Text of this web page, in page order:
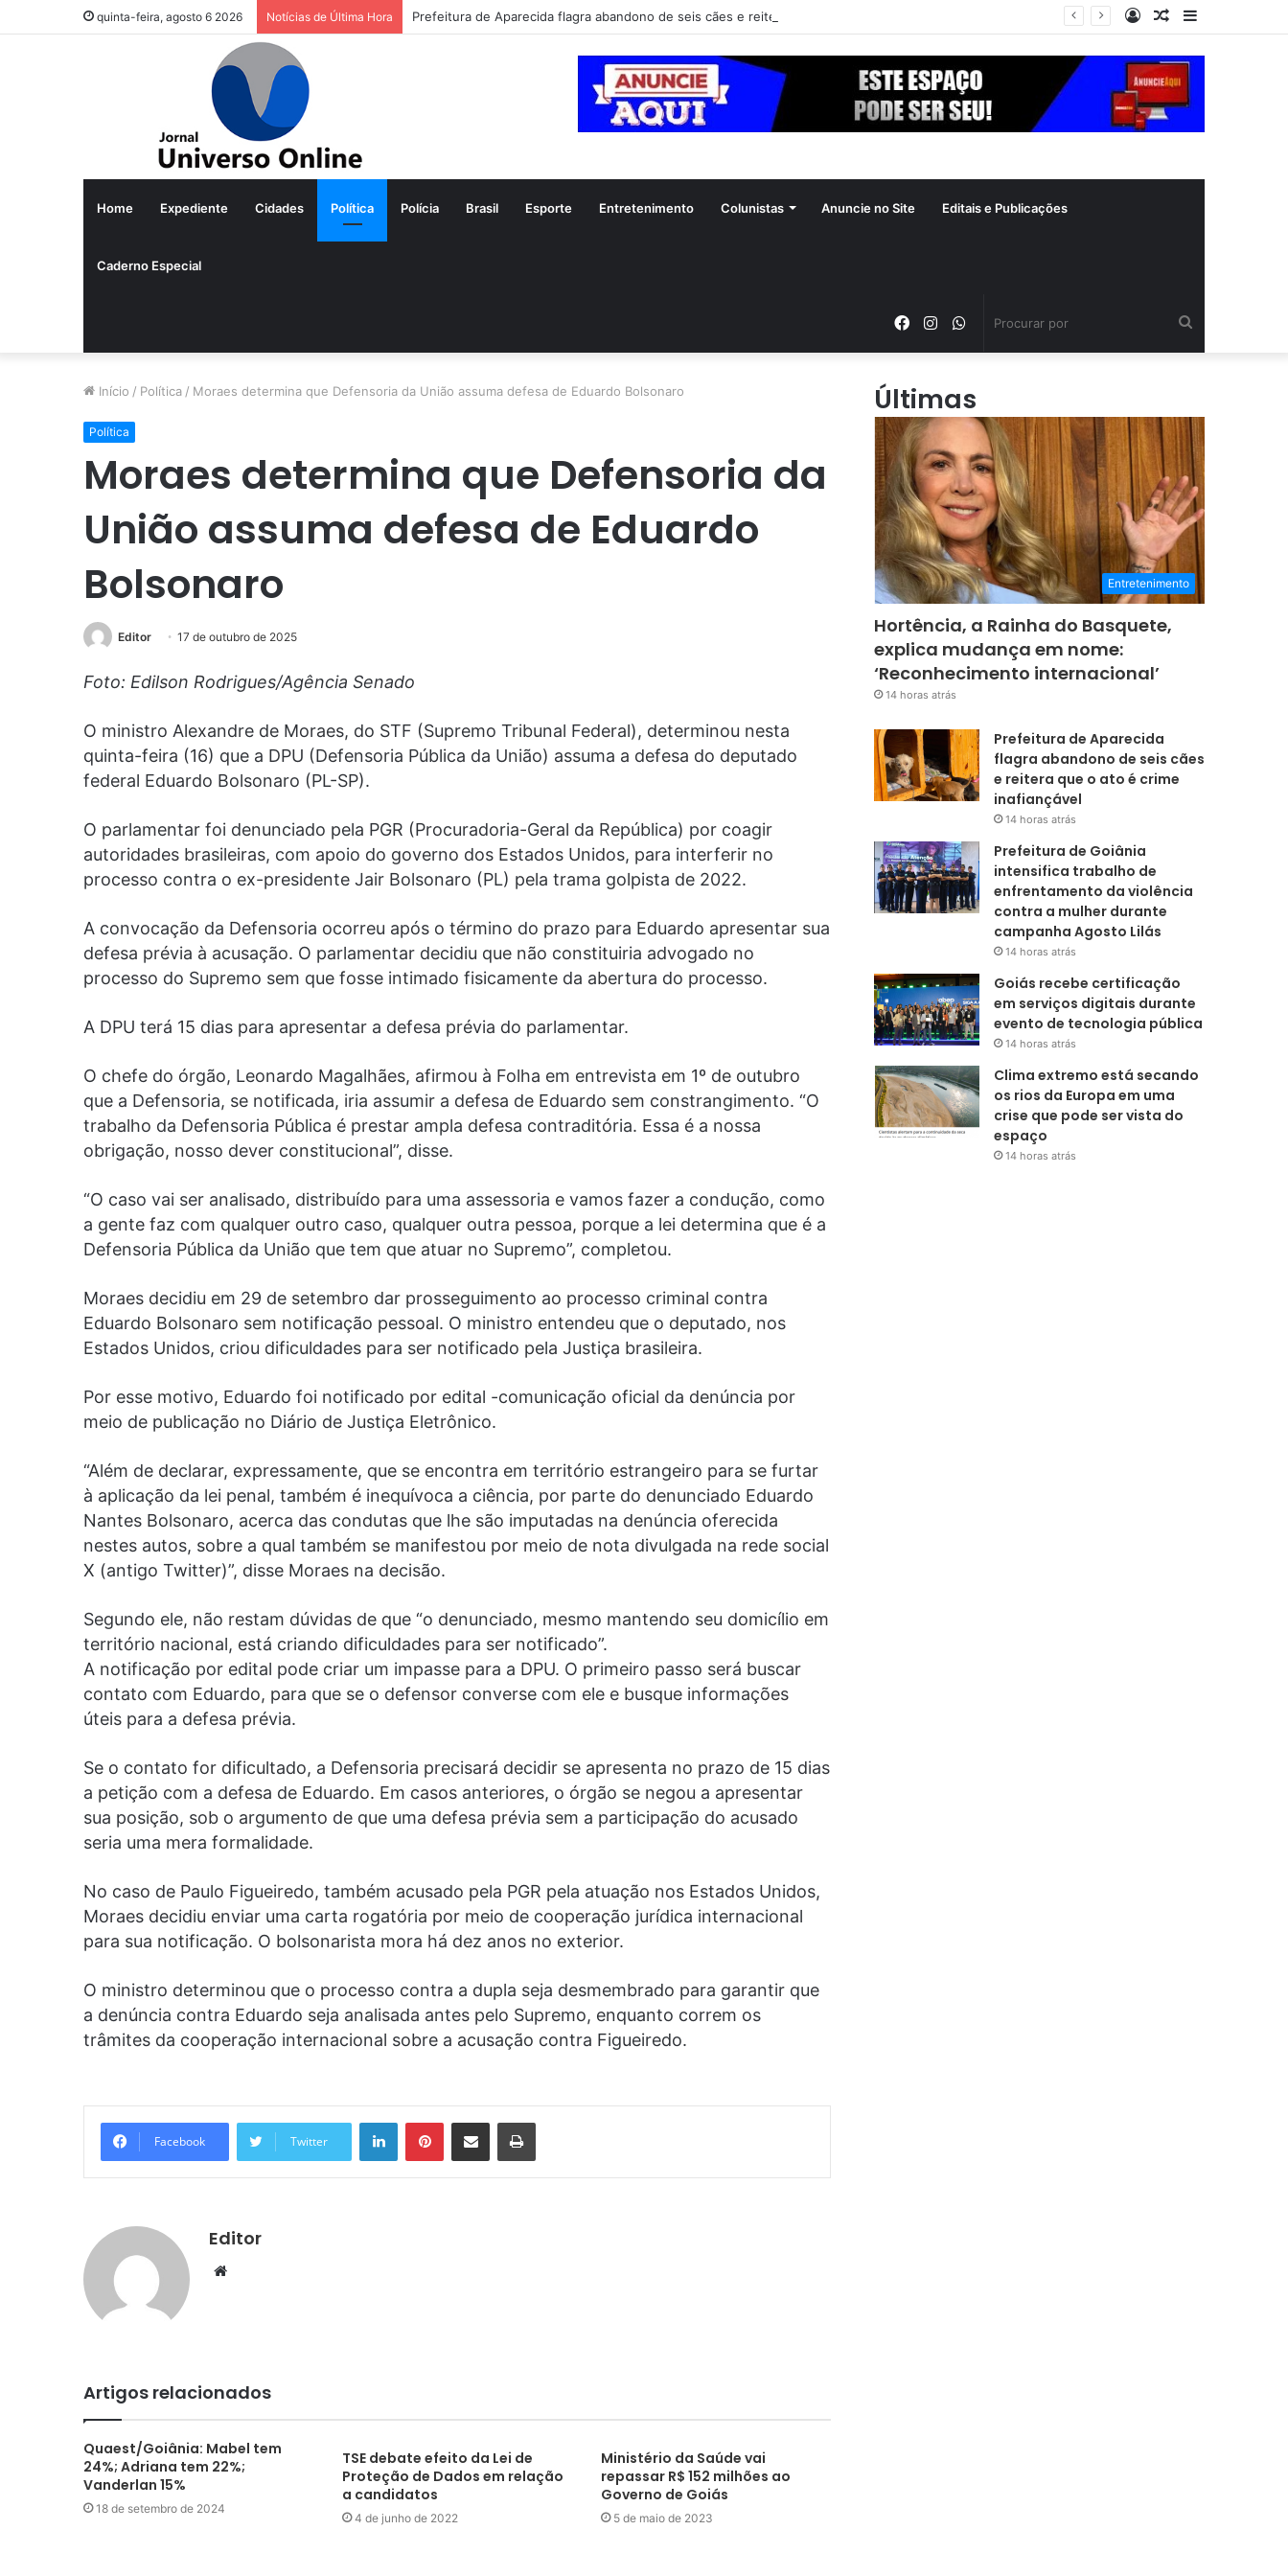
quinta-feira, agosto 6 2026 Notícias de Última Hora Prefeitura de Aparecida flagra abandono de seis cães e reitera que o ato é crime inafiançável
Barra
Artigo
Entrar
Home Expediente Cidades Política Polícia Brasil Esporte Entretenimento Colunistas Anuncie no Site Editais e Publicações
Caderno Especial
WhatsApp
Instagram
Facebook
Início / Política / Moraes determina que Defensoria da União assuma defesa de Eduardo Bolsonaro
Política
Moraes determina que Defensoria da
União assuma defesa de Eduardo
Bolsonaro
Editor 17 de outubro de 2025
Foto: Edilson Rodrigues/Agência Senado
O ministro Alexandre de Moraes, do STF (Supremo Tribunal Federal), determinou nesta
quinta-feira (16) que a DPU (Defensoria Pública da União) assuma a defesa do deputado
federal Eduardo Bolsonaro (PL-SP).
O parlamentar foi denunciado pela PGR (Procuradoria-Geral da República) por coagir
autoridades brasileiras, com apoio do governo dos Estados Unidos, para interferir no
processo contra o ex-presidente Jair Bolsonaro (PL) pela trama golpista de 2022.
A convocação da Defensoria ocorreu após o término do prazo para Eduardo apresentar sua
defesa prévia à acusação. O parlamentar decidiu que não constituiria advogado no
processo do Supremo sem que fosse intimado fisicamente da abertura do processo.
A DPU terá 15 dias para apresentar a defesa prévia do parlamentar.
O chefe do órgão, Leonardo Magalhães, afirmou à Folha em entrevista em 1º de outubro
que a Defensoria, se notificada, iria assumir a defesa de Eduardo sem constrangimento. “O
trabalho da Defensoria Pública é prestar ampla defesa contraditória. Essa é a nossa
obrigação, nosso dever constitucional”, disse.
“O caso vai ser analisado, distribuído para uma assessoria e vamos fazer a condução, como
a gente faz com qualquer outro caso, qualquer outra pessoa, porque a lei determina que é a
Defensoria Pública da União que tem que atuar no Supremo”, completou.
Moraes decidiu em 29 de setembro dar prosseguimento ao processo criminal contra
Eduardo Bolsonaro sem notificação pessoal. O ministro entendeu que o deputado, nos
Estados Unidos, criou dificuldades para ser notificado pela Justiça brasileira.
Por esse motivo, Eduardo foi notificado por edital -comunicação oficial da denúncia por
meio de publicação no Diário de Justiça Eletrônico.
“Além de declarar, expressamente, que se encontra em território estrangeiro para se furtar
à aplicação da lei penal, também é inequívoca a ciência, por parte do denunciado Eduardo
Nantes Bolsonaro, acerca das condutas que lhe são imputadas na denúncia oferecida
nestes autos, sobre a qual também se manifestou por meio de nota divulgada na rede social
X (antigo Twitter)”, disse Moraes na decisão.
Segundo ele, não restam dúvidas de que “o denunciado, mesmo mantendo seu domicílio em
território nacional, está criando dificuldades para ser notificado”.
A notificação por edital pode criar um impasse para a DPU. O primeiro passo será buscar
contato com Eduardo, para que se o defensor converse com ele e busque informações
úteis para a defesa prévia.
Se o contato for dificultado, a Defensoria precisará decidir se apresenta no prazo de 15 dias
a petição com a defesa de Eduardo. Em casos anteriores, o órgão se negou a apresentar
sua posição, sob o argumento de que uma defesa prévia sem a participação do acusado
seria uma mera formalidade.
No caso de Paulo Figueiredo, também acusado pela PGR pela atuação nos Estados Unidos,
Moraes decidiu enviar uma carta rogatória por meio de cooperação jurídica internacional
para sua notificação. O bolsonarista mora há dez anos no exterior.
O ministro determinou que o processo contra a dupla seja desmembrado para garantir que
a denúncia contra Eduardo seja analisada antes pelo Supremo, enquanto correm os
trâmites da cooperação internacional sobre a acusação contra Figueiredo.
Facebook Twitter
LinkedinPinterestCompartilhar via e-mail Imprimir
Editor
Website
Artigos relacionados
Quaest/Goiânia: Mabel tem
24%; Adriana tem 22%;
Vanderlan 15%
18 de setembro de 2024
TSE debate efeito da Lei de
Proteção de Dados em relação
a candidatos
4 de junho de 2022
Ministério da Saúde vai
repassar R$ 152 milhões ao
Governo de Goiás
5 de maio de 2023
Últimas
Entretenimento
Hortência, a Rainha do Basquete,
explica mudança em nome:
‘Reconhecimento internacional’
14 horas atrás
Prefeitura de Aparecida
flagra abandono de seis cães
e reitera que o ato é crime
inafiançável
14 horas atrás
Prefeitura de Goiânia
intensifica trabalho de
enfrentamento da violência
contra a mulher durante
campanha Agosto Lilás
14 horas atrás
Goiás recebe certificação
em serviços digitais durante
evento de tecnologia pública
14 horas atrás
Clima extremo está secando
os rios da Europa em uma
crise que pode ser vista do
espaço
14 horas atrás